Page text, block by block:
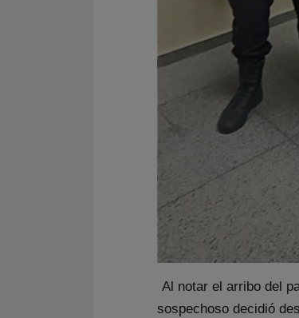
Al notar el arribo del
sospechoso decidió